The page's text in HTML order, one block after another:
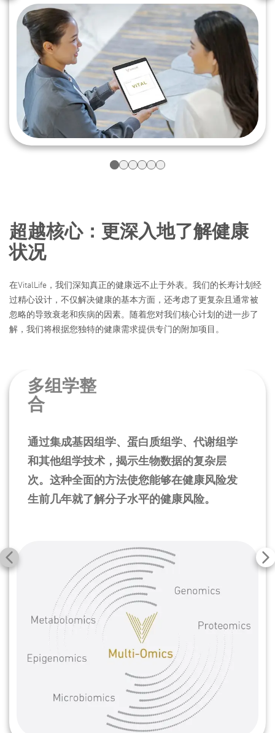
超越核心：更深入地了解健康
状况
在VitalLife，我们深知真正的健康远不止于外表。我们的长寿计划经
过精心设计，不仅解决健康的基本方面，还考虑了更复杂且通常被
忽略的导致衰老和疾病的因素。随着您对我们核心计划的进一步了
解，我们将根据您独特的健康需求提供专门的附加项目。
多组学整
合
通过集成基因组学、蛋白质组学、代谢组学
和其他组学技术，揭示生物数据的复杂层
次。这种全面的方法使您能够在健康风险发
生前几年就了解分子水平的健康风险。